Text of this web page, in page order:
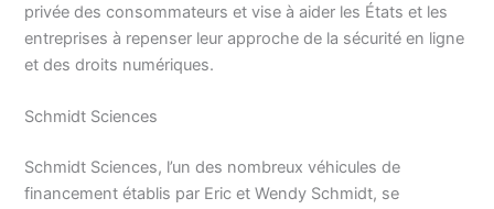
privée des consommateurs et vise à aider les États et les
entreprises à repenser leur approche de la sécurité en ligne
et des droits numériques.
Schmidt Sciences
Schmidt Sciences, l’un des nombreux véhicules de
financement établis par Eric et Wendy Schmidt, se